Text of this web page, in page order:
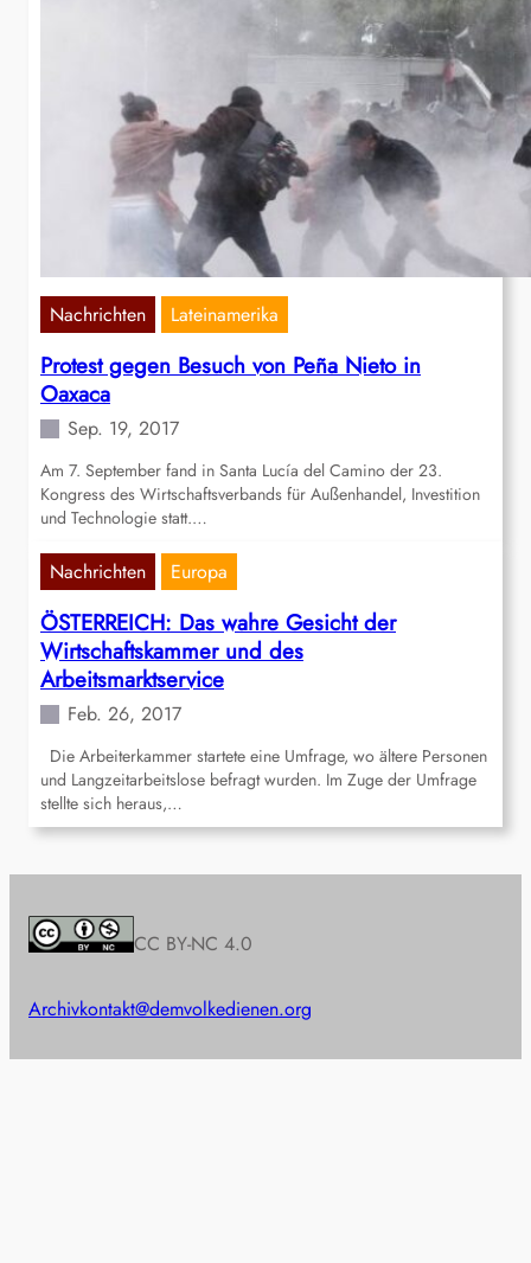
Nachrichten Lateinamerika
Protest gegen Besuch von Peña Nieto in
Oaxaca
Sep. 19, 2017
Am 7. September fand in Santa Lucía del Camino der 23.
Kongress des Wirtschaftsverbands für Außenhandel, Investition
und Technologie statt.…
Nachrichten Europa
ÖSTERREICH: Das wahre Gesicht der
Wirtschaftskammer und des
Arbeitsmarktservice
Feb. 26, 2017
Die Arbeiterkammer startete eine Umfrage, wo ältere Personen
und Langzeitarbeitslose befragt wurden. Im Zuge der Umfrage
stellte sich heraus,…
CC BY-NC 4.0
Archivkontakt@demvolkedienen.org